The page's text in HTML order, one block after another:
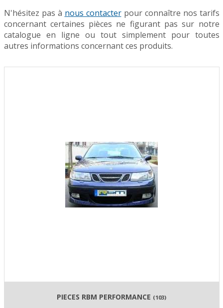
N'hésitez pas à nous contacterpour connaître nos tarifs
concernant certaines pièces ne figurant pas sur notre
catalogue en ligne ou tout simplement pour toutes
autres informations concernant ces produits.
PIECES RBM PERFORMANCE (103)